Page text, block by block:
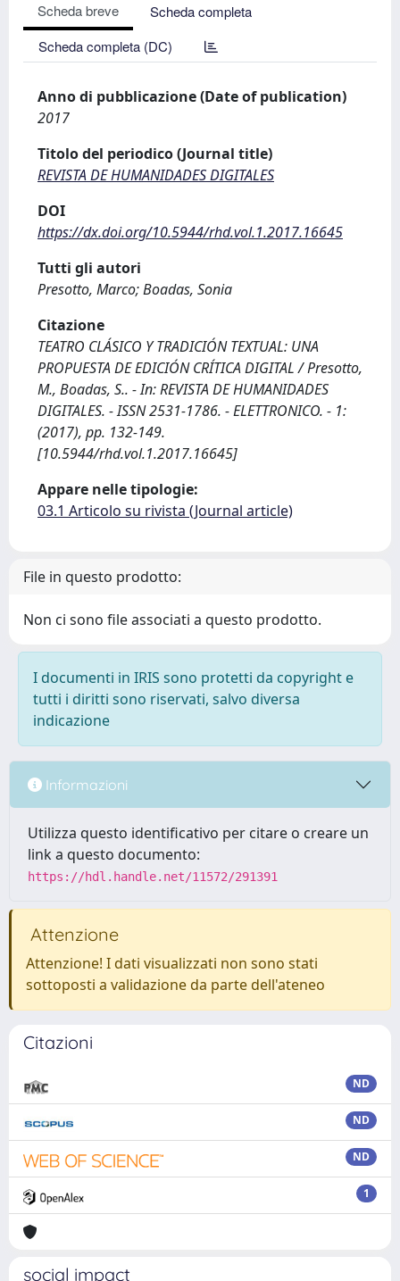
Scheda breve
Scheda completa
Scheda completa (DC)
Anno di pubblicazione (Date of publication)
2017
Titolo del periodico (Journal title)
REVISTA DE HUMANIDADES DIGITALES
DOI
https://dx.doi.org/10.5944/rhd.vol.1.2017.16645
Tutti gli autori
Presotto, Marco; Boadas, Sonia
Citazione
TEATRO CLÁSICO Y TRADICIÓN TEXTUAL: UNA
PROPUESTA DE EDICIÓN CRÍTICA DIGITAL / Presotto,
M., Boadas, S.. - In: REVISTA DE HUMANIDADES
DIGITALES. - ISSN 2531-1786. - ELETTRONICO. - 1:
(2017), pp. 132-149.
[10.5944/rhd.vol.1.2017.16645]
Appare nelle tipologie:
03.1 Articolo su rivista (Journal article)
File in questo prodotto:
Non ci sono file associati a questo prodotto.
I documenti in IRIS sono protetti da copyright e
tutti i diritti sono riservati, salvo diversa
indicazione
Informazioni
Utilizza questo identificativo per citare o creare un
link a questo documento:
https://hdl.handle.net/11572/291391
Attenzione
Attenzione! I dati visualizzati non sono stati
sottoposti a validazione da parte dell'ateneo
Citazioni
ND
ND
ND
1
social impact